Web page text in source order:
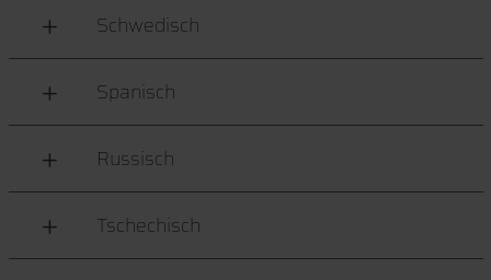
Schwedisch
Spanisch
Russisch
Tschechisch